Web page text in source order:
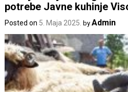
potrebe Javne kuhinje
Posted on 5. Maja 2025. byAdmin